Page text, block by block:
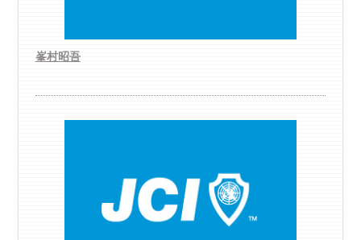
峯村昭吾